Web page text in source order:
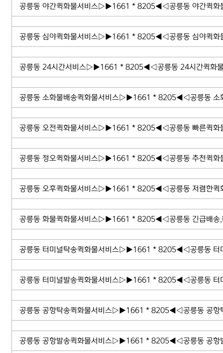
공릉동 야간퀵화물서비스▷▶1661 * 8205◀◁공릉동 야간퀵화
공릉동 심야퀵화물서비스▷▶1661 * 8205◀◁공릉동 심야퀵화
공릉동 24시간서비스▷▶1661 * 8205◀◁공릉동 24시간퀵화
공릉동 소화물배송퀵화물서비스▷▶1661 * 8205◀◁공릉동 소
공릉동 오전퀵화물서비스▷▶1661 * 8205◀◁공릉동 빠른퀵화
공릉동 정오퀵화물서비스▷▶1661 * 8205◀◁공릉동 추천퀵화
공릉동 오후퀵화물서비스▷▶1661 * 8205◀◁공릉동 저렴한퀵
공릉동 화물퀵화물서비스▷▶1661 * 8205◀◁공릉동 긴급배송,
공릉동 터미널탁송퀵화물서비스▷▶1661 * 8205◀◁공릉동 터
공릉동 터미널발송퀵화물서비스▷▶1661 * 8205◀◁공릉동 터
공릉동 공항탁송퀵화물서비스▷▶1661 * 8205◀◁공릉동 공항
공릉동 공항발송퀵화물서비스▷▶1661 * 8205◀◁공릉동 공항